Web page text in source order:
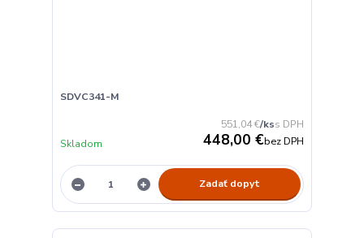
SDVC341-M
551,04 €/ks
448,00 €bez DPH
Skladom
Zadať dopyt